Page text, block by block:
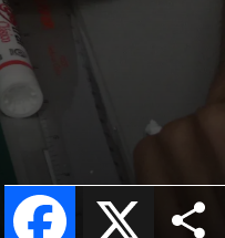
X
Facebook